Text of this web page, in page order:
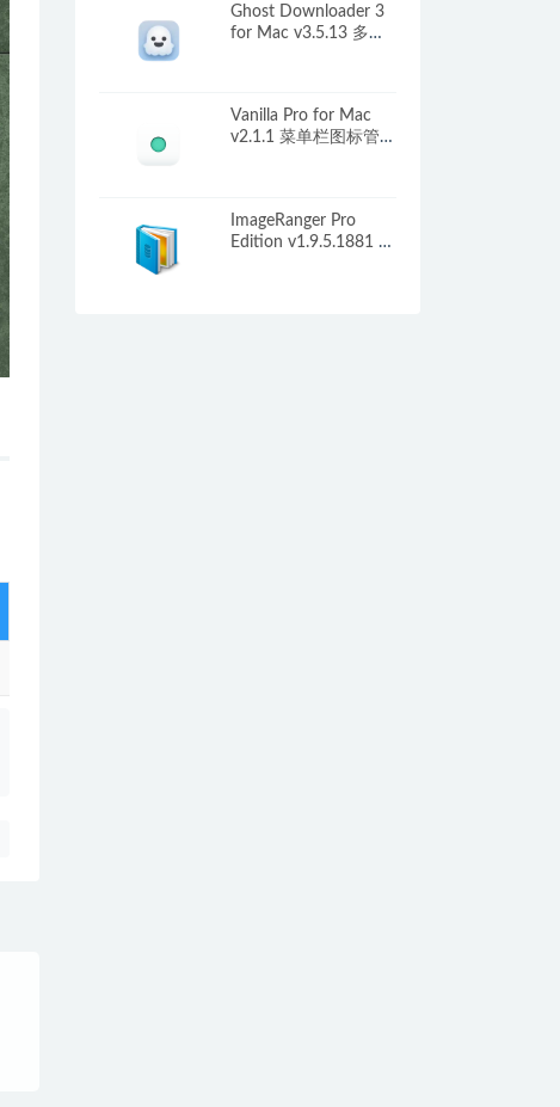
Ghost Downloader 3
for Mac v3.5.13 多线
Vanilla Pro for Mac
v2.1.1 菜单栏图标管理
ImageRanger Pro
Edition v1.9.5.1881 破